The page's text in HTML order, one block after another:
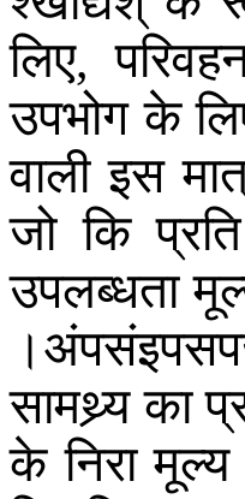
लिए,
उपभोग के
वाली इस
जो कि प्रति
उपलब्धता
।
सामथ्र्य का
के निरा मूल्य